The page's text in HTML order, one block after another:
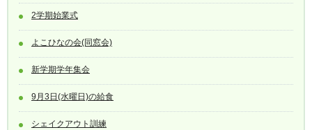
2学期始業式
よこひなの会(同窓会)
新学期学年集会
9月3日(水曜日)の給食
シェイクアウト訓練